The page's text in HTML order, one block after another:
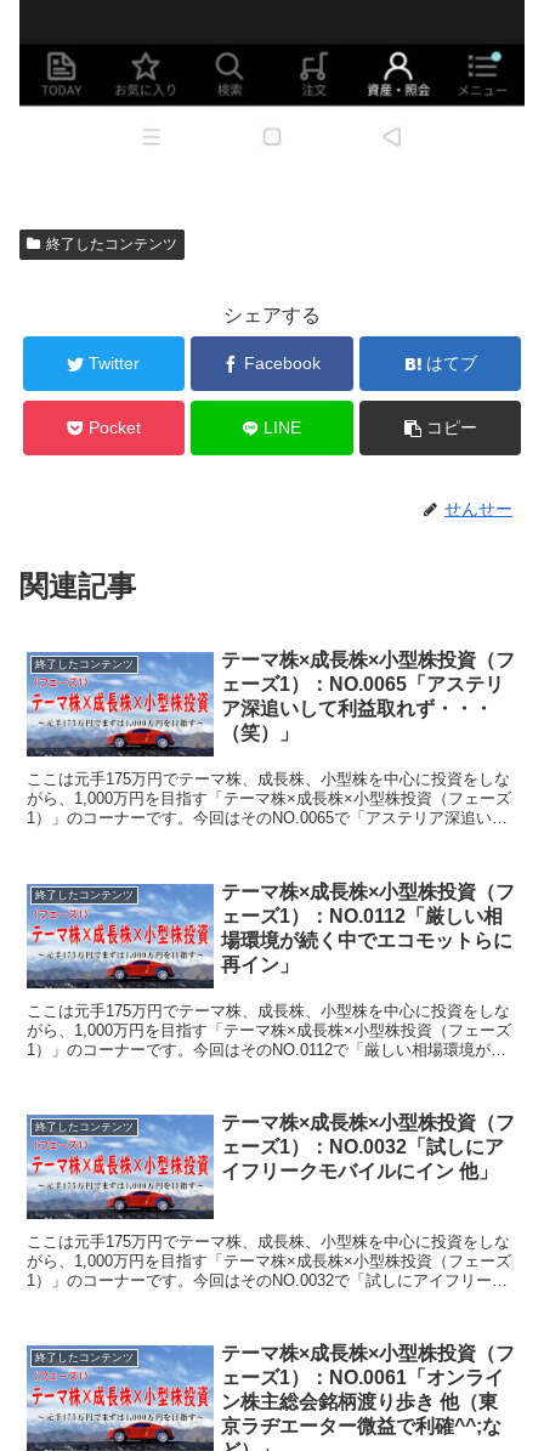
終了したコンテンツ
シェアする
Twitter Facebook はてブ
Pocket LINE コピー
せんせー
関連記事
終了したコンテンツ
テーマ株×成長株×小型株投資（フ
ェーズ1）：NO.0065「アステリ
ア深追いして利益取れず・・・
（笑）」
ここは元手175万円でテーマ株、成長株、小型株を中心に投資をしな
がら、1,000万円を目指す「テーマ株×成長株×小型株投資（フェーズ
1）」のコーナーです。今回はそのNO.0065で「アステリア深追いし
終了したコンテンツ
テーマ株×成長株×小型株投資（フ
ェーズ1）：NO.0112「厳しい相
場環境が続く中でエコモットらに
再イン」
ここは元手175万円でテーマ株、成長株、小型株を中心に投資をしな
がら、1,000万円を目指す「テーマ株×成長株×小型株投資（フェーズ
1）」のコーナーです。今回はそのNO.0112で「厳しい相場環境が続
終了したコンテンツ
テーマ株×成長株×小型株投資（フ
ェーズ1）：NO.0032「試しにア
イフリークモバイルにイン 他」
ここは元手175万円でテーマ株、成長株、小型株を中心に投資をしな
がら、1,000万円を目指す「テーマ株×成長株×小型株投資（フェーズ
1）」のコーナーです。今回はそのNO.0032で「試しにアイフリーク
終了したコンテンツ
テーマ株×成長株×小型株投資（フ
ェーズ1）：NO.0061「オンライ
ン株主総会銘柄渡り歩き 他（東
京ラヂエーター微益で利確^^;な